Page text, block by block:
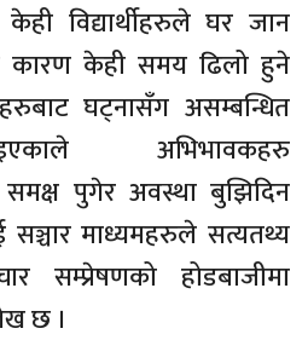
विद्यार्थीहरुले घर जान
कारण केही समय ढिलो हुने
घट्नासँग असम्बन्धित
अभिभावकहरु
समक्ष पुगेर अवस्था बुझिदिन
माध्यमहरुले सत्यतथ्य
सम्प्रेषणको होडबाजीमा
छ ।